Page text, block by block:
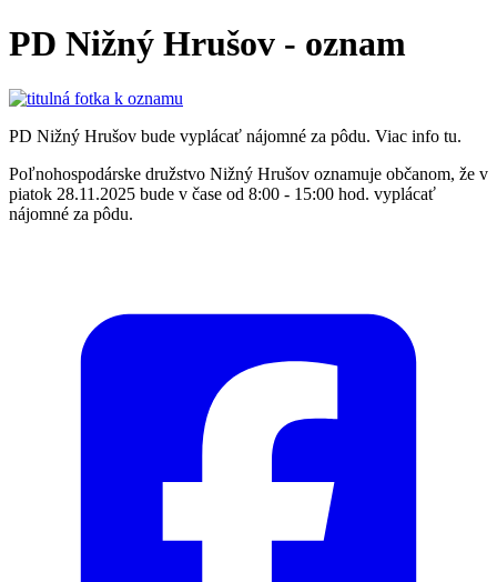
PD Nižný Hrušov - oznam
PD Nižný Hrušov bude vyplácať nájomné za pôdu. Viac info tu.
Poľnohospodárske družstvo Nižný Hrušov oznamuje občanom, že v
piatok 28.11.2025 bude v čase od 8:00 - 15:00 hod. vyplácať
nájomné za pôdu.